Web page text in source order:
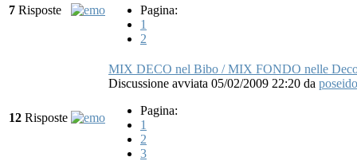
7 Risposte
Pagina:
1
2
12 Risposte
MIX DECO nel Bibo / MIX FONDO nelle
Discussione avviata 05/02/2009 22:20 da
Pagina:
1
2
3